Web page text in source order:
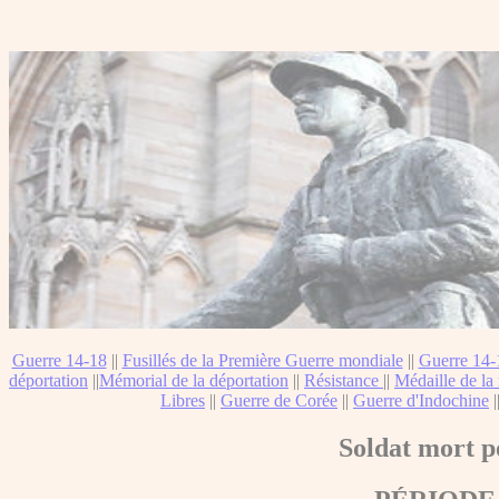
Guerre 14-18|| Fusillés de la Première Guerre mondiale|| Guerre
déportation ||Mémorial de la déportation || Résistance || Médaille de la
Libres || Guerre de Corée || Guerre d'Indochine
Soldat mort